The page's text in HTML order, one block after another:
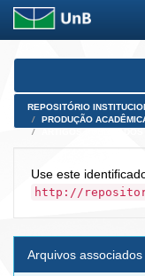
Skip
REPOSITÓRIO
PRODUÇÃO
Use este
http://
Arquivos